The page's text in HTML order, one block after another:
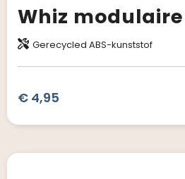
Gerecycled ABS-kunststof
€ 4,95